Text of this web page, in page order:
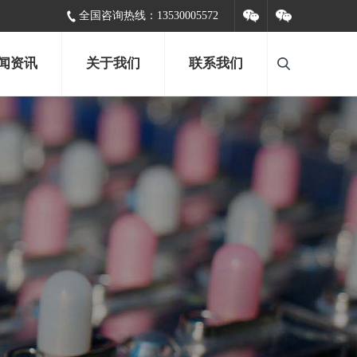
全国咨询热线： 13530005572
资讯 关于我们 联系我们